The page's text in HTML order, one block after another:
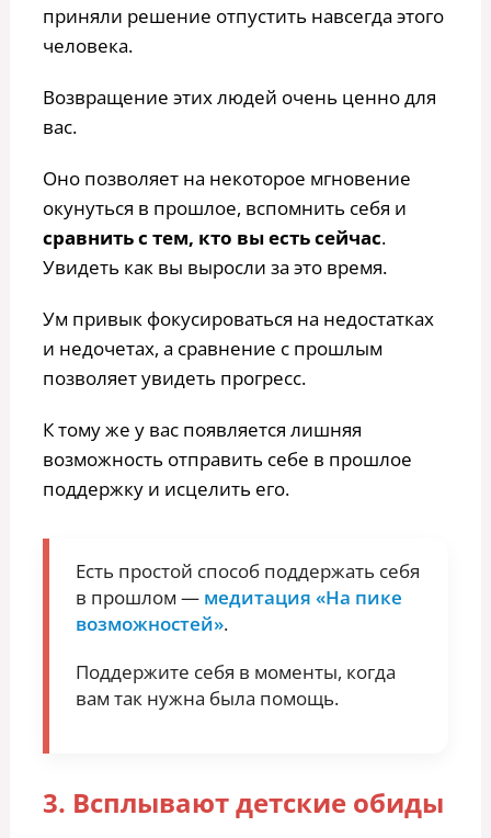
приняли решение отпустить навсегда этого
человека.
Возвращение этих людей очень ценно для
вас.
Оно позволяет на некоторое мгновение
окунуться в прошлое, вспомнить себя и
сравнить с тем, кто вы есть сейчас.
Увидеть как вы выросли за это время.
Ум привык фокусироваться на недостатках
и недочетах, а сравнение с прошлым
позволяет увидеть прогресс.
К тому же у вас появляется лишняя
возможность отправить себе в прошлое
поддержку и исцелить его.
Есть простой способ поддержать себя
в прошлом — медитация «На пике
возможностей».
Поддержите себя в моменты, когда
вам так нужна была помощь.
3. Всплывают детские обиды